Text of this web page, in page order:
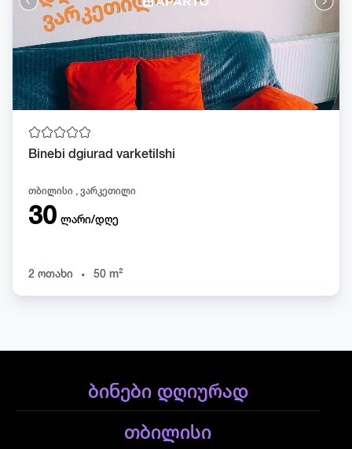
Binebi dgiurad varketilshi
თბილისი , ვარკეთილი
30 ლარი/დღე
2 ოთახი . 50 m²
ბინები დღიურად
თბილისი